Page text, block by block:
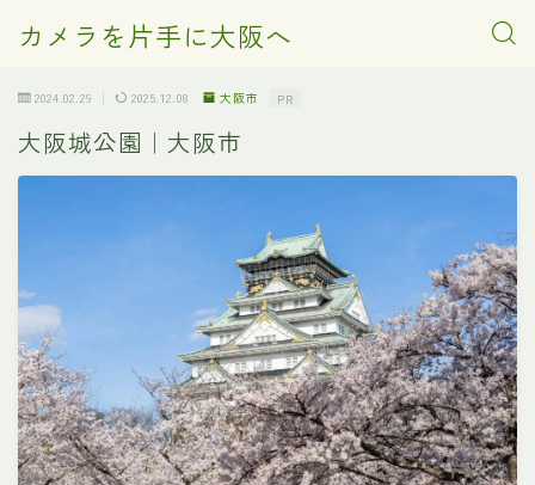
カメラを片手に大阪へ
2024.02.29 2025.12.08 大阪市 PR
大阪城公園｜大阪市